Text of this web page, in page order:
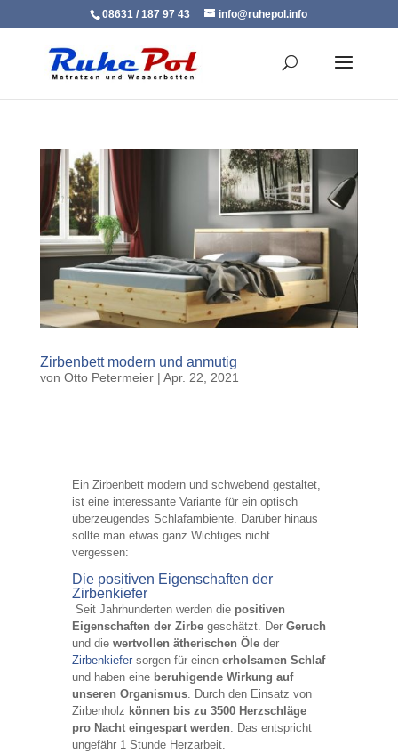
08631 / 187 97 43 info@ruhepol.info
Zirbenbett modern und anmutig
von Otto Petermeier| Apr. 22, 2021
Ein Zirbenbett modern und schwebend gestaltet,
ist eine interessante Variante für ein optisch
überzeugendes Schlafambiente. Darüber hinaus
sollte man etwas ganz Wichtiges nicht
vergessen:
Die positiven Eigenschaften der
Zirbenkiefer
Seit Jahrhunderten werden die positiven
Eigenschaften der Zirbegeschätzt. Der Geruch
und die wertvollen ätherischen Öleder
Zirbenkiefersorgen für einen erholsamen Schlaf
und haben eine beruhigende Wirkung auf
unseren Organismus. Durch den Einsatz von
Zirbenholz können bis zu 3500 Herzschläge
pro Nacht eingespart werden . Das entspricht
ungefähr 1 Stunde Herzarbeit.